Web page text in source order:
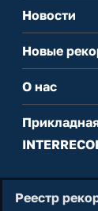
Новости
Новые
О нас
Реестр